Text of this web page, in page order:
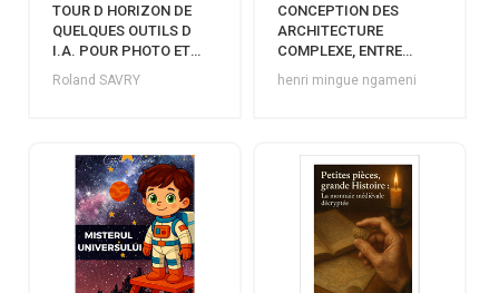
TOUR D HORIZON DE
QUELQUES OUTILS D
I.A. POUR PHOTO ET
VIDEO
Roland SAVRY
CONCEPTION DES
ARCHITECTURE
COMPLEXE, ENTRE
EFFICACITE ET
DISPONIBILITÉ
henri mingue ngameni